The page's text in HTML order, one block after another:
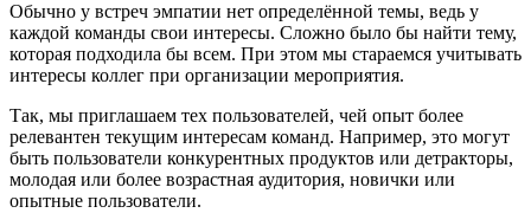
Обычно у встреч эмпатии нет определённой темы, ведь у
каждой команды свои интересы. Сложно было бы найти тему,
которая подходила бы всем. При этом мы стараемся учитывать
интересы коллег при организации мероприятия.
Так, мы приглашаем тех пользователей, чей опыт более
релевантен текущим интересам команд. Например, это могут
быть пользователи конкурентных продуктов или детракторы,
молодая или более возрастная аудитория, новички или
опытные пользователи.